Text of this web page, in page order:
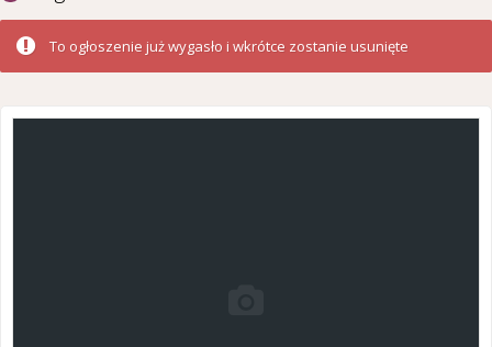
To ogłoszenie już wygasło i wkrótce zostanie usunięte